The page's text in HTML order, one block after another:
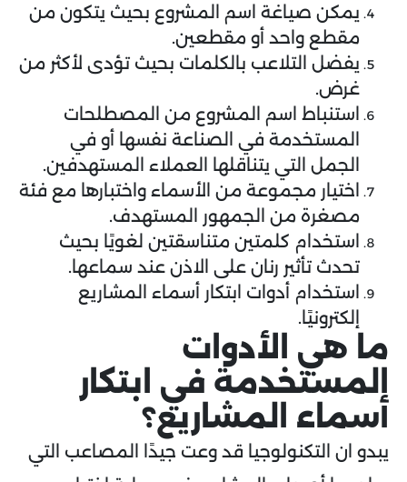
يمكن صياغة اسم المشروع بحيث يتكون من
مقطع واحد أو مقطعين.
يفضل التلاعب بالكلمات بحيث تؤدى لأكثر من
غرض.
استنباط اسم المشروع من المصطلحات
المستخدمة في الصناعة نفسها أو في
الجمل التي يتناقلها العملاء المستهدفين.
اختيار مجموعة من الأسماء واختبارها مع فئة
مصغرة من الجمهور المستهدف.
استخدام كلمتين متناسقتين لغويًا بحيث
تحدث تأثير رنان على الاذن عند سماعها.
استخدام أدوات ابتكار أسماء المشاريع
إلكترونيًا.
ما هي الأدوات
المستخدمة في ابتكار
أسماء المشاريع؟
يبدو ان التكنولوجيا قد وعت جيدًا المصاعب التي